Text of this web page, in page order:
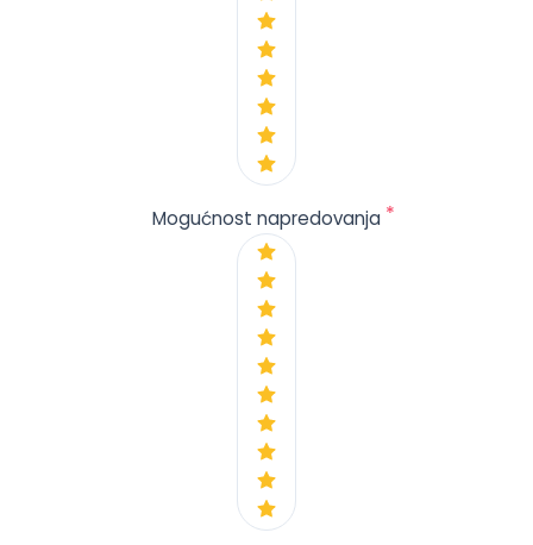
Mogućnost napredovanja *